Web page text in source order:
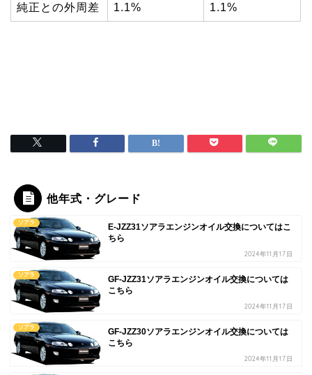
純正との外周差 1.1% 1.1%
他年式・グレード
ソアラ
E-JZZ31ソアラエンジンオイル交換についてはこ
ちら
2024年11月17日
ソアラ
GF-JZZ31ソアラエンジンオイル交換については
こちら
2024年11月17日
ソアラ
GF-JZZ30ソアラエンジンオイル交換については
こちら
2024年11月17日